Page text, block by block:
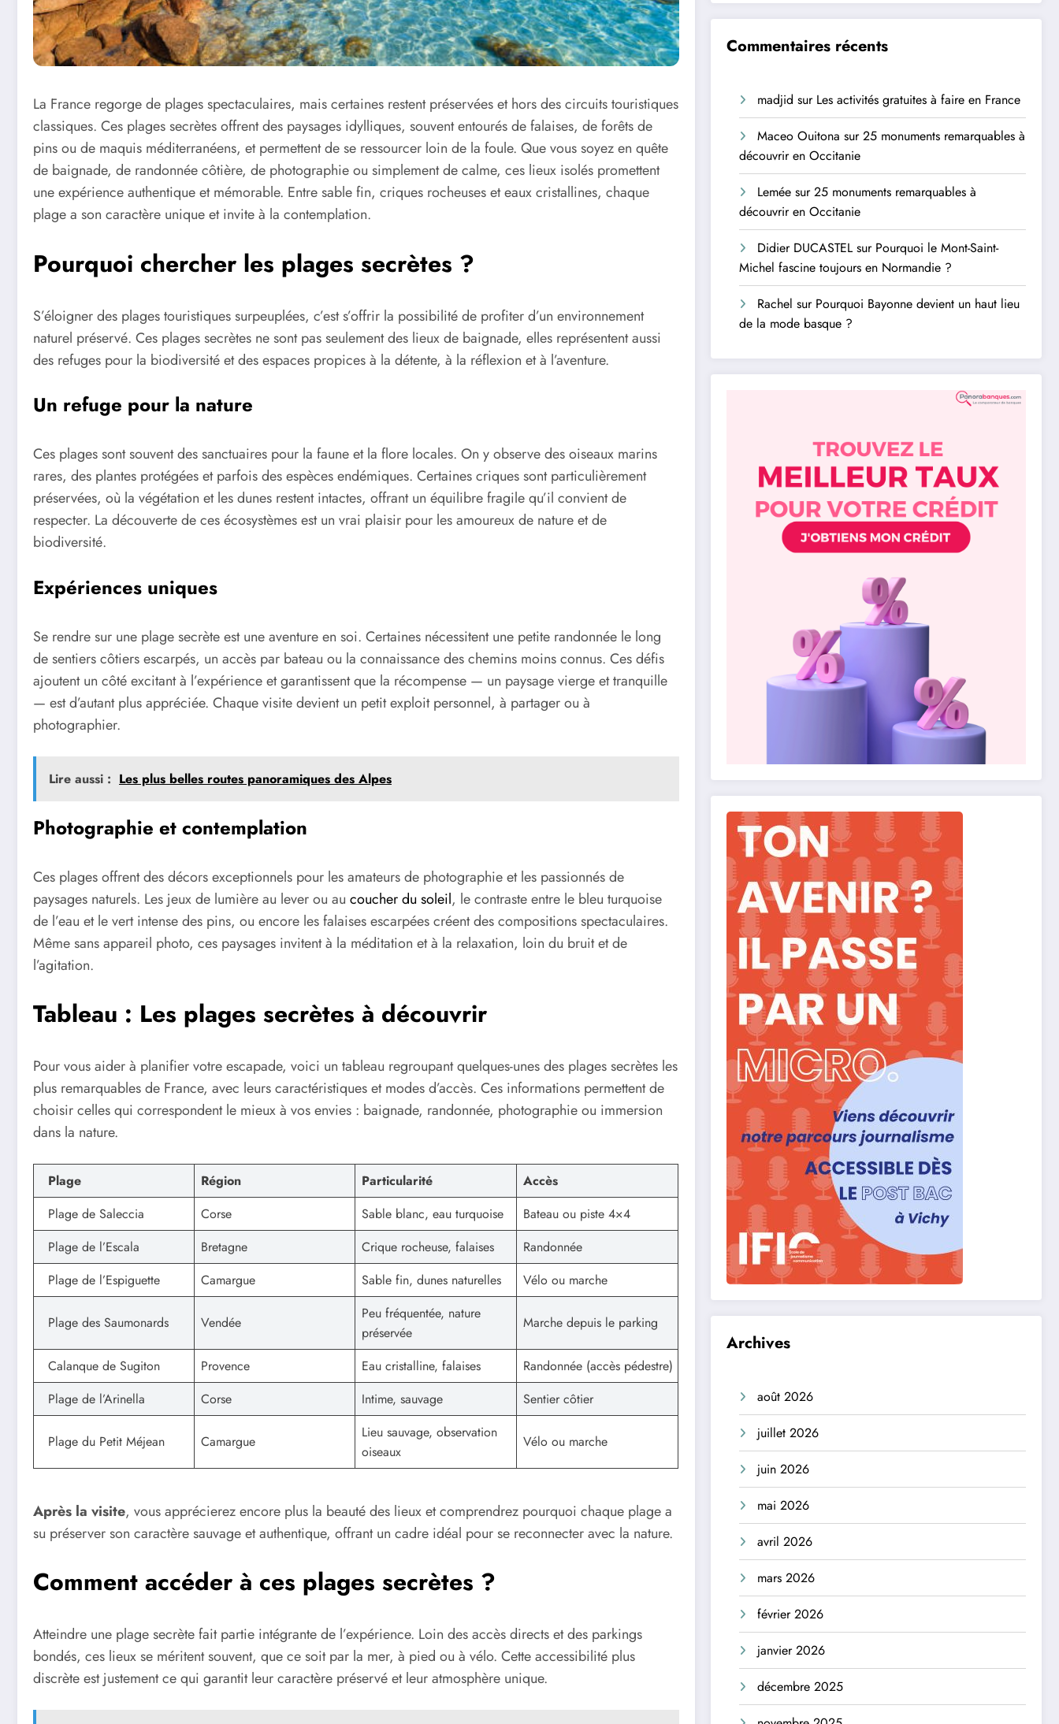
La France regorge de plages spectaculaires, mais certaines restent préservées et hors des circuits touristiques
classiques. Ces plages secrètes offrent des paysages idylliques, souvent entourés de falaises, de forêts de
pins ou de maquis méditerranéens, et permettent de se ressourcer loin de la foule. Que vous soyez en quête
de baignade, de randonnée côtière, de photographie ou simplement de calme, ces lieux isolés promettent
une expérience authentique et mémorable. Entre sable fin, criques rocheuses et eaux cristallines, chaque
plage a son caractère unique et invite à la contemplation.
Pourquoi chercher les plages secrètes ?
S’éloigner des plages touristiques surpeuplées, c’est s’offrir la possibilité de profiter d’un environnement
naturel préservé. Ces plages secrètes ne sont pas seulement des lieux de baignade, elles représentent aussi
des refuges pour la biodiversité et des espaces propices à la détente, à la réflexion et à l’aventure.
Un refuge pour la nature
Ces plages sont souvent des sanctuaires pour la faune et la flore locales. On y observe des oiseaux marins
rares, des plantes protégées et parfois des espèces endémiques. Certaines criques sont particulièrement
préservées, où la végétation et les dunes restent intactes, offrant un équilibre fragile qu’il convient de
respecter. La découverte de ces écosystèmes est un vrai plaisir pour les amoureux de nature et de
biodiversité.
Expériences uniques
Se rendre sur une plage secrète est une aventure en soi. Certaines nécessitent une petite randonnée le long
de sentiers côtiers escarpés, un accès par bateau ou la connaissance des chemins moins connus. Ces défis
ajoutent un côté excitant à l’expérience et garantissent que la récompense — un paysage vierge et tranquille
— est d’autant plus appréciée. Chaque visite devient un petit exploit personnel, à partager ou à
photographier.
Lire aussi : Les plus belles routes panoramiques des Alpes
Photographie et contemplation
Ces plages offrent des décors exceptionnels pour les amateurs de photographie et les passionnés de
paysages naturels. Les jeux de lumière au lever ou au coucher du soleil, le contraste entre le bleu turquoise
de l’eau et le vert intense des pins, ou encore les falaises escarpées créent des compositions spectaculaires.
Même sans appareil photo, ces paysages invitent à la méditation et à la relaxation, loin du bruit et de
l’agitation.
Tableau : Les plages secrètes à découvrir
Pour vous aider à planifier votre escapade, voici un tableau regroupant quelques-unes des plages secrètes les
plus remarquables de France, avec leurs caractéristiques et modes d’accès. Ces informations permettent de
choisir celles qui correspondent le mieux à vos envies : baignade, randonnée, photographie ou immersion
dans la nature.
Plage Région Particularité
Accès
Plage de Saleccia
Corse Sable blanc, eau turquoise
Bateau ou piste 4×4
Plage de l’Escala
Bretagne Crique rocheuse, falaises
Randonnée
Plage de l’Espiguette
Camargue Sable fin, dunes naturelles Vélo ou marche
Plage des Saumonards Vendée
Peu fréquentée, nature
préservée
Marche depuis le parking
Calanque de Sugiton Provence Eau cristalline, falaises
Randonnée (accès pédestre)
Plage de l’Arinella
Corse Intime, sauvage Sentier côtier
Plage du Petit Méjean Camargue
Lieu sauvage, observation
oiseaux
Vélo ou marche
Après la visite, vous apprécierez encore plus la beauté des lieux et comprendrez pourquoi chaque plage a
su préserver son caractère sauvage et authentique, offrant un cadre idéal pour se reconnecter avec la nature.
Comment accéder à ces plages secrètes ?
Atteindre une plage secrète fait partie intégrante de l’expérience. Loin des accès directs et des parkings
bondés, ces lieux se méritent souvent, que ce soit par la mer, à pied ou à vélo. Cette accessibilité plus
discrète est justement ce qui garantit leur caractère préservé et leur atmosphère unique.
Commentaires récents
madjid sur Les activités gratuites à faire en France
Maceo Ouitona sur25 monuments remarquables à
découvrir en Occitanie
Lemée sur25 monuments remarquables à
découvrir en Occitanie
Didier DUCASTEL sur Pourquoi le Mont-Saint-
Michel fascine toujours en Normandie ?
Rachel sur Pourquoi Bayonne devient un haut lieu
de la mode basque ?
Archives
août 2026
juillet 2026
juin 2026
mai 2026
avril 2026
mars 2026
février 2026
janvier 2026
décembre 2025